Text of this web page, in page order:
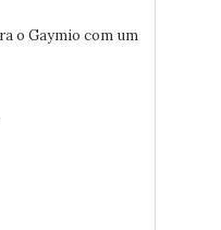
o Gaymio com um